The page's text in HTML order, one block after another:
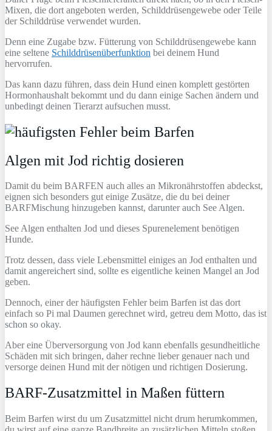
Mixen, die dort angeboten werden, Schilddrüsengewebe oder Teile
der Schilddrüse verwendet wurden.
Denn eine Zugabe bzw. Fütterung von Schilddrüsengewebe kann
eine seltene Schilddrüsenüberfunktion bei deinem Hund
hervorrufen.
Das kann dazu führen, dass dein Hund einen komplett gestörten
Hormonhaushalt bekommt und du dann einige Sachen ändern und
unbedingt deinen Tierarzt aufsuchen musst.
Algen mit Jod richtig dosieren
Damit du beim BARFEN auch alles an Mikronährstoffen abdeckst,
eignen sich besonders gut einige Zusätze, die du bei deiner
BARFMischung hinzugeben kannst, darunter auch See Algen.
See Algen enthalten Jod und dieses Spurenelement benötigen
Hunde.
Trotz dessen, dass viele Lebensmittel einiges an Jod enthalten und
damit angereichert sind, sollte es eigentliche keinen Mangel an Jod
geben.
Dennoch, einer der häufigsten Fehler beim Barfen ist das dort
einfach so Pi mal Daumen gerechnet wird, getreu dem Motto, das ist
schon so okay.
Aber eine Überversorgung von Jod kann ebenfalls gesundheitliche
Schäden mit sich bringen, daher rechne lieber genauer nach und
versorge deinen Hund mit der nötigen und richtigen Dosierung.
BARF-Zusatzmittel in Maßen füttern
Beim Barfen wirst du um Zusatzmittel nicht drum herumkommen,